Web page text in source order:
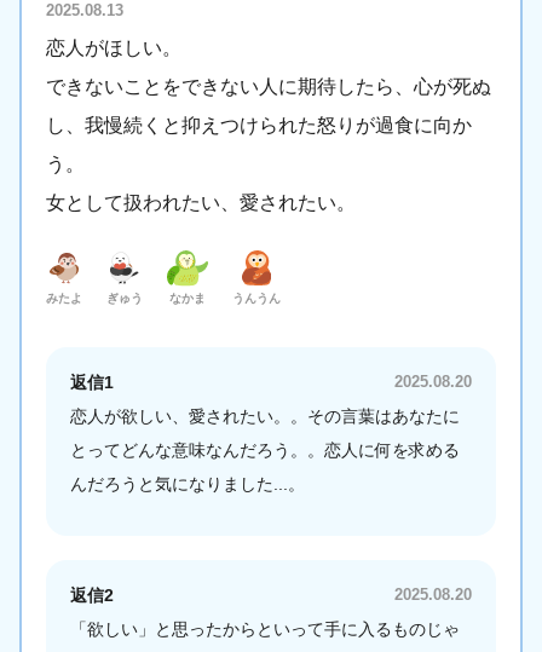
5月 6月
2025.08.13
恋人がほしい。
できないことをできない人に期待したら、心が死ぬ
し、我慢続くと抑えつけられた怒りが過食に向か
う。
女として扱われたい、愛されたい。
みたよ ぎゅう なかま うんうん
返信1 2025.08.20
恋人が欲しい、愛されたい。。その言葉はあなたに
とってどんな意味なんだろう。。恋人に何を求める
んだろうと気になりました...。
返信2 2025.08.20
「欲しい」と思ったからといって手に入るものじゃ